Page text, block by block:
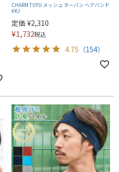
CHARM TUYU メッシュ ターバン ヘアバンド
#KJ
定価 ¥2,310
¥1,732税込
4.75 （154）